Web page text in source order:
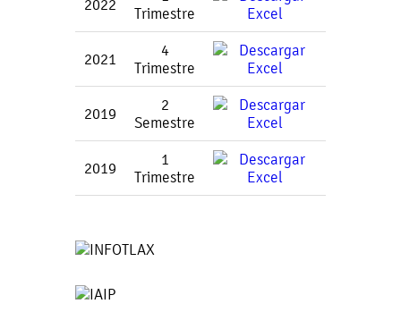
2022
Trimestre
2021
4
Trimestre
2019
2
Semestre
2019
1
Trimestre